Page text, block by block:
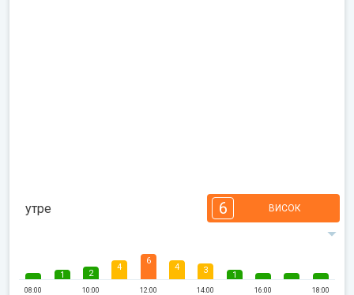
утре 6 ВИСОК
08:00
1 2
10:00
4
6
12:00
4 3
14:00
1
16:00 18:00